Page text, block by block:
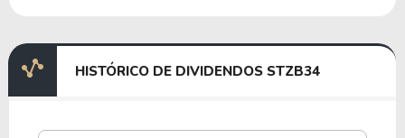
HISTÓRICO DE DIVIDENDOS STZB34